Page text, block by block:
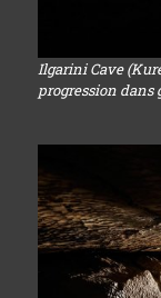
Ilgarini Cave
progression dans